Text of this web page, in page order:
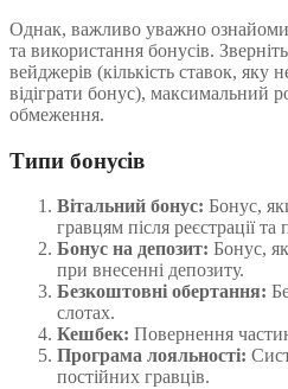
Однак, важливо уважно
та використання бонусів.
вейджерів (кількість ставок, яку
відіграти бонус), максимальний
обмеження.
Типи бонусів
Вітальний бонус: Бонус,
гравцям після реєстрації
Бонус на депозит: Бонус,
при внесенні депозиту.
Безкоштовні обертання:
слотах.
Кешбек: Повернення
Програма лояльності:
постійних гравців.